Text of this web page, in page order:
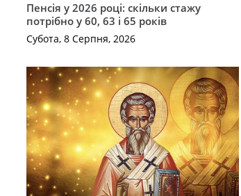
Пенсія у 2026 році: скільки стажу
потрібно у 60, 63 і 65 років
Субота, 8 Серпня, 2026